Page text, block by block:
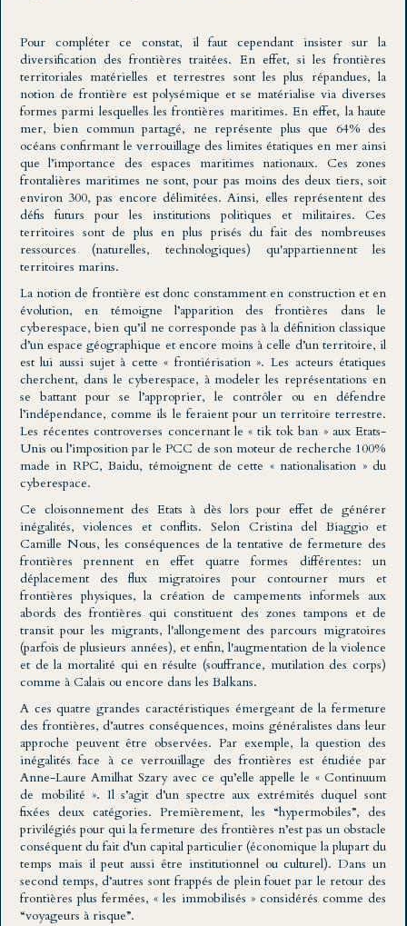
Pour compléter ce constat, il faut cependant insister sur la
diversification des frontières traitées. En effet, si les frontières
territoriales matérielles et terrestres sont les plus répandues, la
notion de frontière est polysémique et se matérialise via diverses
formes parmi lesquelles les frontières maritimes. En effet, la haute
mer, bien commun partagé, ne représente plus que 64% des
océans confirmant le verrouillage des limites étatiques en mer ainsi
que l’importance des espaces maritimes nationaux. Ces zones
frontalières maritimes ne sont, pour pas moins des deux tiers, soit
environ 300, pas encore délimitées. Ainsi, elles représentent des
défis futurs pour les institutions politiques et militaires. Ces
territoires sont de plus en plus prisés du fait des nombreuses
ressources (naturelles, technologiques) qu'appartiennent les
territoires marins.
La notion de frontière est donc constamment en construction et en
évolution, en témoigne l’apparition des frontières dans le
cyberespace, bien qu’il ne corresponde pas à la définition classique
d’un espace géographique et encore moins à celle d’un territoire, il
est lui aussi sujet à cette « frontiérisation ». Les acteurs étatiques
cherchent, dans le cyberespace, à modeler les représentations en
se battant pour se l’approprier, le contrôler ou en défendre
l’indépendance, comme ils le feraient pour un territoire terrestre.
Les récentes controverses concernant le « tik tok ban » aux Etats-
Unis ou l’imposition par le PCC de son moteur de recherche 100%
made in RPC, Baidu, témoignent de cette « nationalisation » du
cyberespace.
Ce cloisonnement des Etats à dès lors pour effet de générer
inégalités, violences et conflits. Selon Cristina del Biaggio et
Camille Nous, les conséquences de la tentative de fermeture des
frontières prennent en effet quatre formes différentes: un
déplacement des flux migratoires pour contourner murs et
frontières physiques, la création de campements informels aux
abords des frontières qui constituent des zones tampons et de
transit pour les migrants, l'allongement des parcours migratoires
(parfois de plusieurs années), et enfin, l'augmentation de la violence
et de la mortalité qui en résulte (souffrance, mutilation des corps)
comme à Calais ou encore dans les Balkans.
A ces quatre grandes caractéristiques émergeant de la fermeture
des frontières, d’autres conséquences, moins généralistes dans leur
approche peuvent être observées. Par exemple, la question des
inégalités face à ce verrouillage des frontières est étudiée par
Anne-Laure Amilhat Szary avec ce qu’elle appelle le « Continuum
de mobilité ». Il s’agit d’un spectre aux extrémités duquel sont
fixées deux catégories. Premièrement, les “hypermobiles”, des
privilégiés pour qui la fermeture des frontières n’est pas un obstacle
conséquent du fait d’un capital particulier (économique la plupart du
temps mais il peut aussi être institutionnel ou culturel). Dans un
second temps, d’autres sont frappés de plein fouet par le retour des
frontières plus fermées, « les immobilisés » considérés comme des
“voyageurs à risque”.